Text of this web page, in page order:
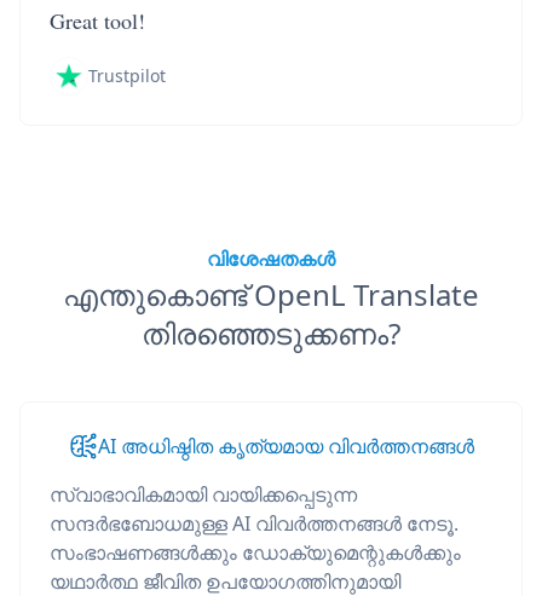
Great tool!
Trustpilot
വിശേഷതകൾ
എന്തുകൊണ്ട് OpenL Translate
തിരഞ്ഞെടുക്കണം?
AI അധിഷ്ഠിത കൃത്യമായ വിവർത്തനങ്ങൾ
സ്വാഭാവികമായി വായിക്കപ്പെടുന്ന
സന്ദർഭബോധമുള്ള AI വിവർത്തനങ്ങൾ നേടൂ.
സംഭാഷണങ്ങൾക്കും ഡോക്യുമെന്റുകൾക്കും
യഥാർത്ഥ ജീവിത ഉപയോഗത്തിനുമായി